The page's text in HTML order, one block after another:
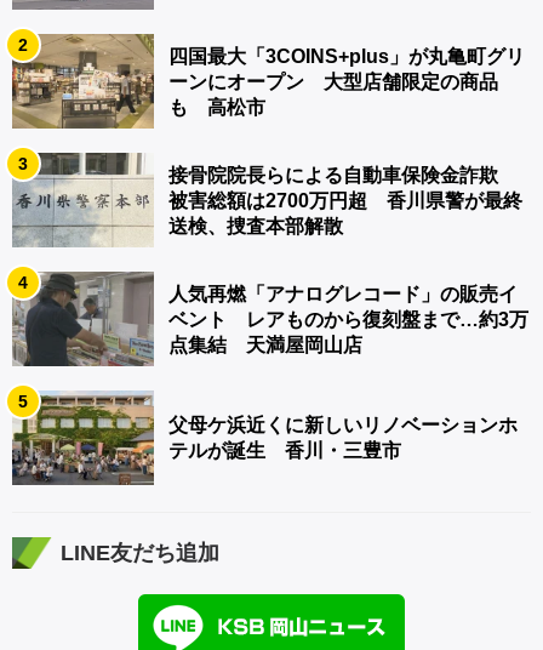
2
四国最大「3COINS+plus」が丸亀町グリ
ーンにオープン 大型店舗限定の商品
も 高松市
3
接骨院院長らによる自動車保険金詐欺
被害総額は2700万円超 香川県警が最終
送検、捜査本部解散
4
人気再燃「アナログレコード」の販売イ
ベント レアものから復刻盤まで…約3万
点集結 天満屋岡山店
5
父母ケ浜近くに新しいリノベーションホ
テルが誕生 香川・三豊市
LINE友だち追加